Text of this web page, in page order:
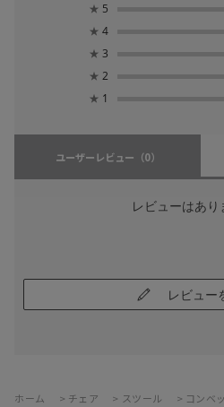
★ 5
★ 4
★ 3
★ 2
★ 1
ユーザーレビュー （0）
レビューはあり
レビュー
ホーム > チェア > スツール > コンベ